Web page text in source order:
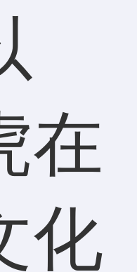
在
化